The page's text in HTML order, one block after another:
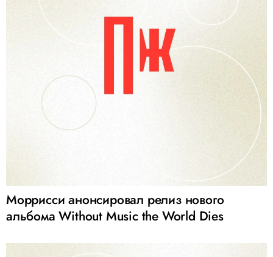
Моррисси анонсировал релиз нового
альбома Without Music the World Dies